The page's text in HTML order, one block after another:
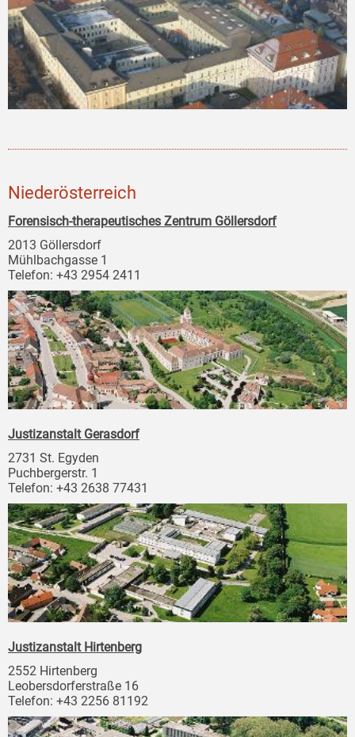
Niederösterreich
Forensisch-therapeutisches Zentrum Göllersdorf
2013 Göllersdorf
Mühlbachgasse 1
Telefon: +43 2954 2411
Justizanstalt Gerasdorf
2731 St. Egyden
Puchbergerstr. 1
Telefon: +43 2638 77431
Justizanstalt Hirtenberg
2552 Hirtenberg
Leobersdorferstraße 16
Telefon: +43 2256 81192